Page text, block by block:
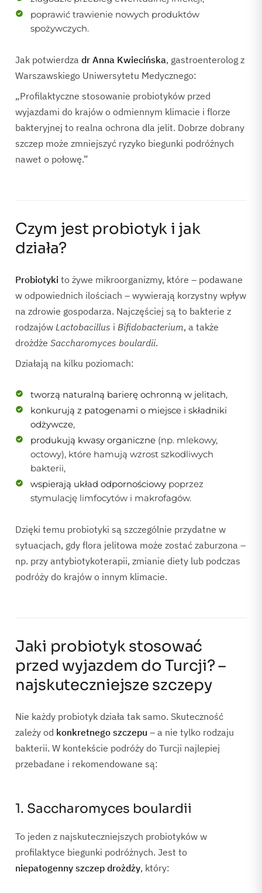
poprawić trawienie nowych produktów
spożywczych.
Jak potwierdza dr Anna Kwiecińska, gastroenterolog z
Warszawskiego Uniwersytetu Medycznego:
„Profilaktyczne stosowanie probiotyków przed
wyjazdami do krajów o odmiennym klimacie i florze
bakteryjnej to realna ochrona dla jelit. Dobrze dobrany
szczep może zmniejszyć ryzyko biegunki podróżnych
nawet o połowę.”
Czym jest probiotyk i jak
działa?
Probiotyki to żywe mikroorganizmy, które – podawane
w odpowiednich ilościach – wywierają korzystny wpływ
na zdrowie gospodarza. Najczęściej są to bakterie z
rodzajów Lactobacillus i Bifidobacterium, a także
drożdże Saccharomyces boulardii.
Działają na kilku poziomach:
tworzą naturalną barierę ochronną w jelitach,
konkurują z patogenami o miejsce i składniki
odżywcze,
produkują kwasy organiczne (np. mlekowy,
octowy), które hamują wzrost szkodliwych
bakterii,
wspierają układ odpornościowy poprzez
stymulację limfocytów i makrofagów.
Dzięki temu probiotyki są szczególnie przydatne w
sytuacjach, gdy flora jelitowa może zostać zaburzona –
np. przy antybiotykoterapii, zmianie diety lub podczas
podróży do krajów o innym klimacie.
Jaki probiotyk stosować
przed wyjazdem do Turcji? –
najskuteczniejsze szczepy
Nie każdy probiotyk działa tak samo. Skuteczność
zależy od konkretnego szczepu – a nie tylko rodzaju
bakterii. W kontekście podróży do Turcji najlepiej
przebadane i rekomendowane są:
1. Saccharomyces boulardii
To jeden z najskuteczniejszych probiotyków w
profilaktyce biegunki podróżnych. Jest to
niepatogenny szczep drożdży, który: